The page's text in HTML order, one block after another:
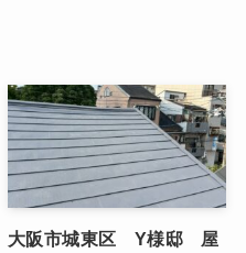
大阪市城東区 Y様邸 屋